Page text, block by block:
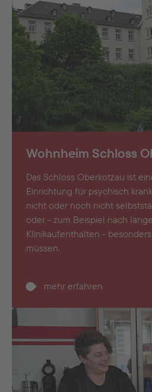
Wohnheim Schloss
Das Schloss Oberkotzau ist
Einrichtung für psychisch
nicht oder noch nicht
oder - zum Beispiel nach
Klinikaufenthalten -
müssen.
mehr erfahren